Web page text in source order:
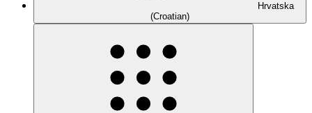
Hrvatska
(Croatian)